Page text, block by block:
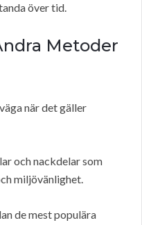
över tid.
Metoder
när det gäller
och nackdelar som
miljövänlighet.
de mest populära